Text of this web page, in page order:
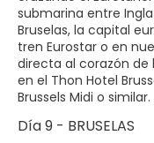
submarina entre
Bruselas, la capital
tren Eurostar o en
directa al corazón de
en el Thon Hotel
Brussels Midi o similar.
Día 9 - BRUSELAS